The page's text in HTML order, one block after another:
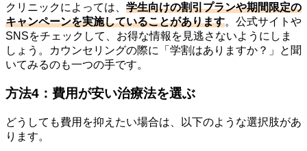
クリニックによっては、 学生向けの割引プランや期間限定の
キャンペーンを実施していることがあります。公式サイトや
SNSをチェックして、お得な情報を見逃さないようにしま
しょう。カウンセリングの際に「学割はありますか？」と聞
いてみるのも一つの手です。
方法4：費用が安い治療法を選ぶ
どうしても費用を抑えたい場合は、以下のような選択肢があ
ります。